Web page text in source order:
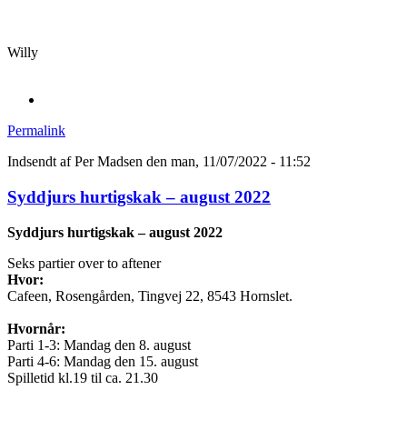
Willy
Permalink
Indsendt afPer Madsen den man, 11/07/2022 - 11:52
Syddjurs hurtigskak – august 2022
Syddjurs hurtigskak – august 2022
Seks partier over to aftener
Hvor:
Cafeen, Rosengården, Tingvej 22, 8543 Hornslet.
Hvornår:
Parti 1-3: Mandag den 8. august
Parti 4-6: Mandag den 15. august
Spilletid kl.19 til ca. 21.30